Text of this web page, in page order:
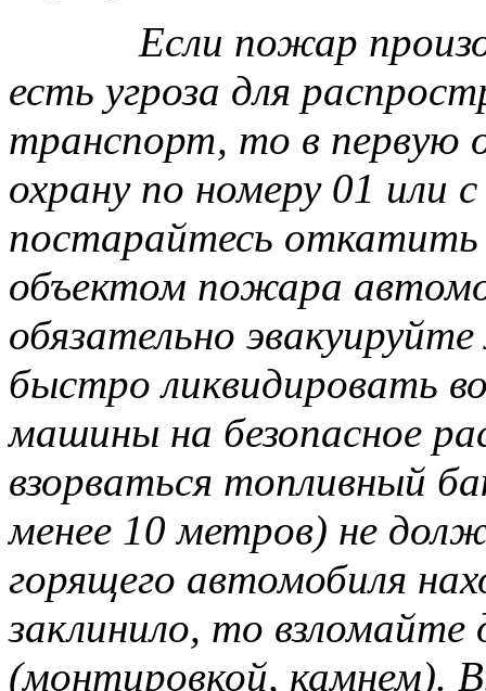
Если пожар
есть угроза для
транспорт, то в первую
охрану по номеру 01 или
постарайтесь
объектом пожара
обязательно
быстро ликвидировать
машины на безопасное
взорваться топливный
менее 10 метров) не
горящего автомобиля
заклинило, то
(монтировкой, камнем).